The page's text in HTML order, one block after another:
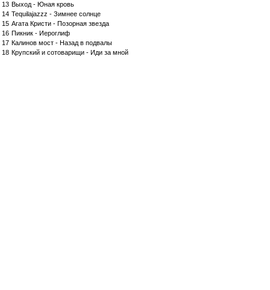
13 Выход - Юная кровь
14 Tequilajazzz - Зимнее солнце
15 Агата Кристи - Позорная звезда
16 Пикник - Иероглиф
17 Калинов мост - Назад в подвалы
18 Крупский и сотоварищи - Иди за мной